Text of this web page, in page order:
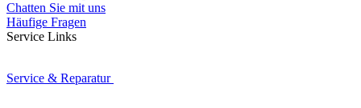
Chatten Sie mit uns
Häufige Fragen
Service Links
Service & Reparatur